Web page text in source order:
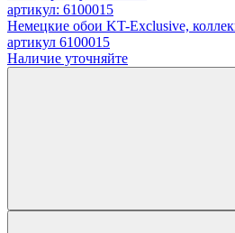
артикул: 6100015
Немецкие обои KT-Exclusive,
артикул 6100015
Наличие уточняйте